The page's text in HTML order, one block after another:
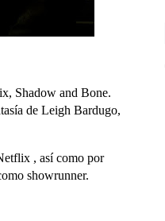
Shadow and Bone.
de Leigh Bardugo,
, así como por
showrunner.